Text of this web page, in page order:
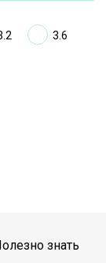
3.6
знать